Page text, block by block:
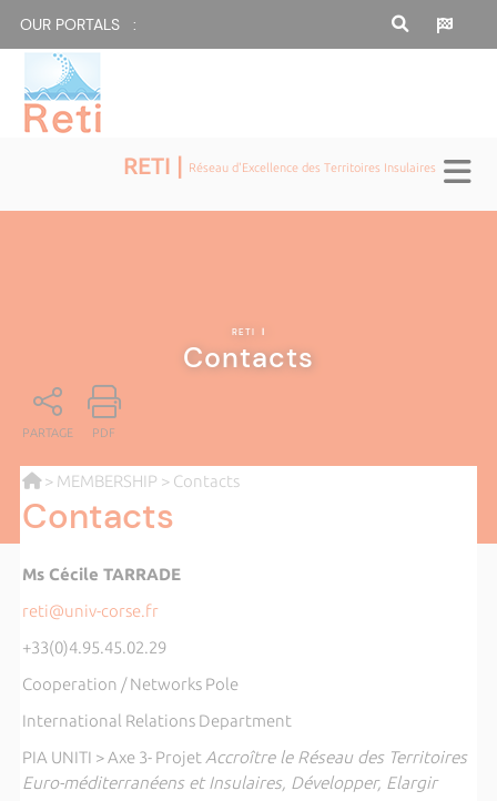
OUR PORTALS :
RETI | Réseau d'Excellence des Territoires Insulaires
RETI |
Contacts
PARTAGE PDF
> MEMBERSHIP > Contacts
Contacts
Ms Cécile TARRADE
reti@univ-corse.fr
+33(0)4.95.45.02.29
Cooperation / Networks Pole
International Relations Department
PIA UNITI > Axe 3- Projet Accroître le Réseau des Territoires
Euro-méditerranéens et Insulaires, Développer, Elargir